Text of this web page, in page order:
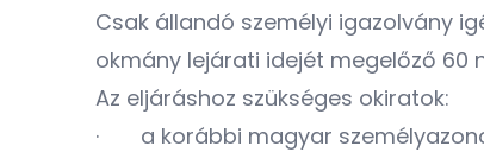
Csak állandó személyi igazolvány
okmány lejárati idejét megelőző 60
Az eljáráshoz szükséges okiratok:
· a korábbi magyar